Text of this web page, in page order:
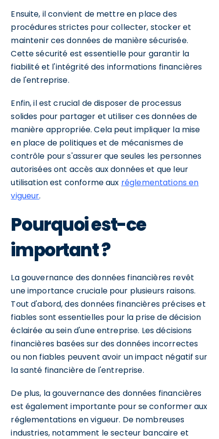
Ensuite, il convient de mettre en place des
procédures strictes pour collecter, stocker et
maintenir ces données de manière sécurisée.
Cette sécurité est essentielle pour garantir la
fiabilité et l'intégrité des informations financières
de l'entreprise.
Enfin, il est crucial de disposer de processus
solides pour partager et utiliser ces données de
manière appropriée. Cela peut impliquer la mise
en place de politiques et de mécanismes de
contrôle pour s'assurer que seules les personnes
autorisées ont accès aux données et que leur
utilisation est conforme aux réglementations en
vigueur.
Pourquoi est-ce
important ?
La gouvernance des données financières revêt
une importance cruciale pour plusieurs raisons.
Tout d'abord, des données financières précises et
fiables sont essentielles pour la prise de décision
éclairée au sein d'une entreprise. Les décisions
financières basées sur des données incorrectes
ou non fiables peuvent avoir un impact négatif sur
la santé financière de l'entreprise.
De plus, la gouvernance des données financières
est également importante pour se conformer aux
réglementations en vigueur. De nombreuses
industries, notamment le secteur bancaire et